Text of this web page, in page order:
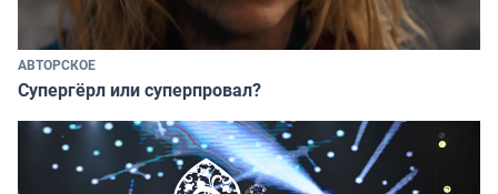
АВТОРСКОЕ
Супергёрл или суперпровал?